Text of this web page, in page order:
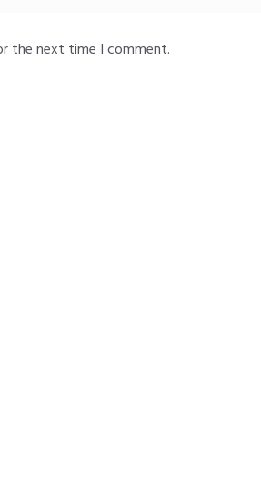
the next time I comment.